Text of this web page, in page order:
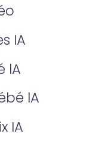
IA
lA
lA
IA